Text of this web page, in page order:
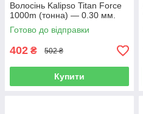
Волосінь Kalipso Titan Force
1000m (тонна) — 0.30 мм.
Готово до відправки
402 ₴ 502 ₴
Купити